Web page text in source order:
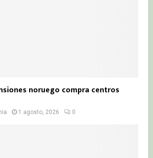
noruego compra centros
1 agosto, 2026 0